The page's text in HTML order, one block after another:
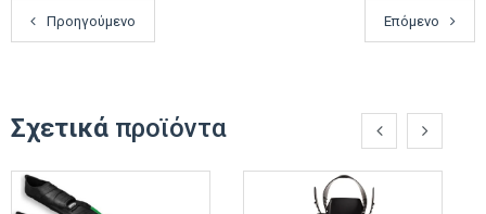
Προηγούμενο Επόμενο
Σχετικά προϊόντα